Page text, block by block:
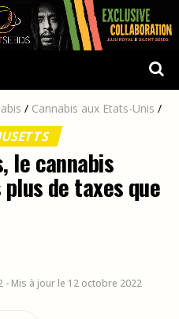
/ Cannabis aux Etats-Unis /
le cannabis
de taxes que
- Mis à jour le 12 octobre 2022